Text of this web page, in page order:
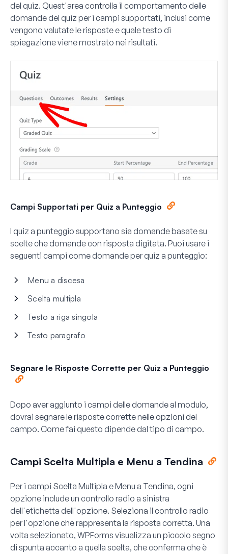
del quiz. Quest'area controlla il comportamento delle
domande del quiz per i campi supportati, inclusi come
vengono valutate le risposte e quale testo di
spiegazione viene mostrato nei risultati.
Campi Supportati per Quiz a Punteggio
I quiz a punteggio supportano sia domande basate su
scelte che domande con risposta digitata. Puoi usare i
seguenti campi come domande per quiz a punteggio:
Menu a discesa
Scelta multipla
Testo a riga singola
Testo paragrafo
Segnare le Risposte Corrette per Quiz a Punteggio
Dopo aver aggiunto i campi delle domande al modulo,
dovrai segnare le risposte corrette nelle opzioni del
campo. Come fai questo dipende dal tipo di campo.
Campi Scelta Multipla e Menu a Tendina
Per i campi Scelta Multipla eMenu a Tendina, ogni
opzione include un controllo radio a sinistra
dell'etichetta dell'opzione. Seleziona il controllo radio
per l'opzione che rappresenta la risposta corretta. Una
volta selezionato, WPForms visualizza un piccolo segno
di spunta accanto a quella scelta, che conferma che è